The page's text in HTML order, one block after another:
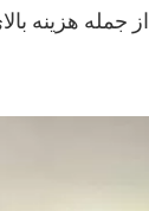
هزینه